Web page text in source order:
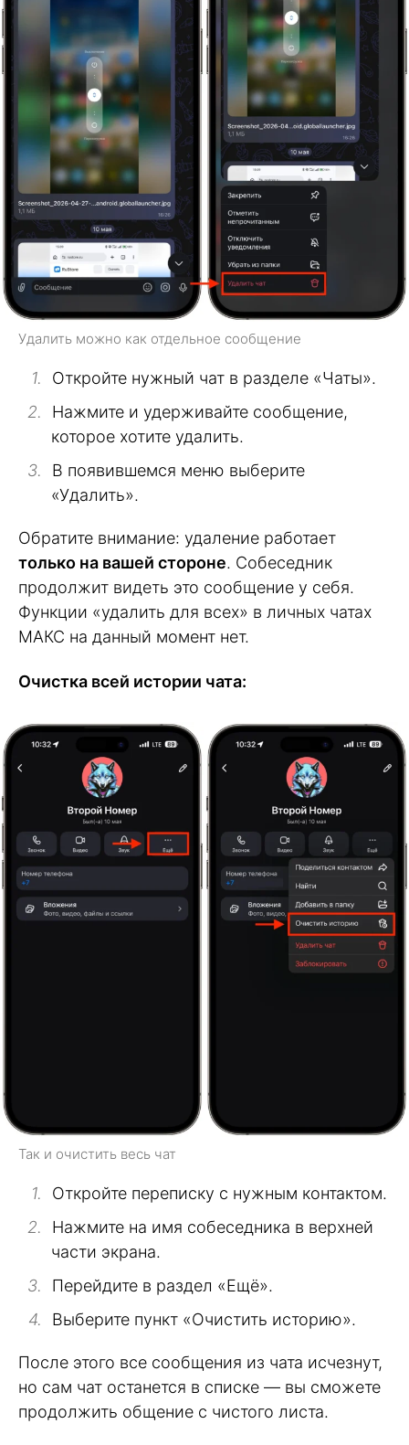
Удалить можно как отдельное сообщение
Откройте нужный чат в разделе «Чаты».
Нажмите и удерживайте сообщение,
которое хотите удалить.
В появившемся меню выберите
«Удалить».
Обратите внимание: удаление работает
только на вашей стороне. Собеседник
продолжит видеть это сообщение у себя.
Функции «удалить для всех» в личных чатах
МАКС на данный момент нет.
Очистка всей истории чата:
Так и очистить весь чат
Откройте переписку с нужным контактом.
Нажмите на имя собеседника в верхней
части экрана.
Перейдите в раздел «Ещё».
Выберите пункт «Очистить историю».
После этого все сообщения из чата исчезнут,
но сам чат останется в списке — вы сможете
продолжить общение с чистого листа.